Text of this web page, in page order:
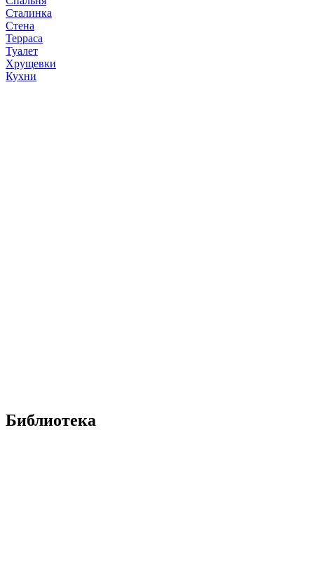
Сталинка
Стена
Терраса
Туалет
Хрущевки
Кухни
Библиотека